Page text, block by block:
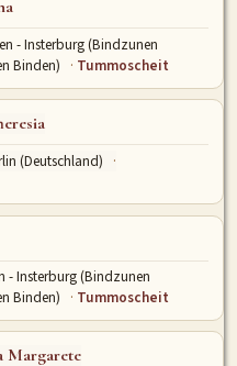
- Insterburg (Bindzunen
Binden)
Tummoscheit
(Deutschland)
- Insterburg (Bindzunen
Binden)
Tummoscheit
Margarete